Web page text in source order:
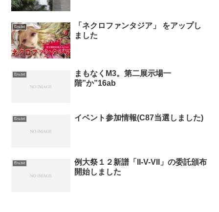
Eru.txt
「ネクロファンタジア」 をアップし
ました
Eru.txt
まもなくM3。第二展示場一
階”か”16ab
Eru.txt イベント参加情報(C87当選しました)
Eru.txt
例大祭１２新譜「II-V-VII」の委託頒布
開始しました